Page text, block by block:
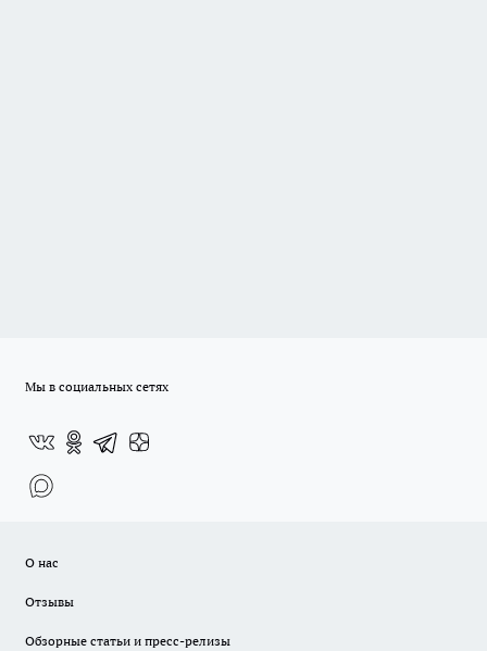
Мы в социальных сетях
О нас
Отзывы
Обзорные статьи и пресс-релизы